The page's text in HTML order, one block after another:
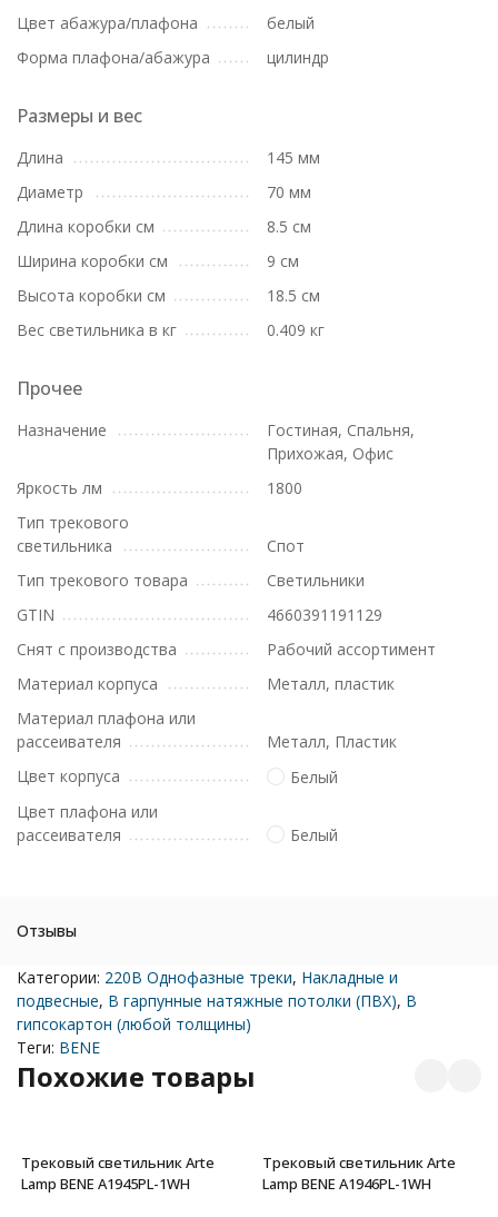
Цвет абажура/плафона
белый
Форма плафона/абажура
цилиндр
Размеры и вес
Длина
145 мм
Диаметр
70 мм
Длина коробки см
8.5 см
Ширина коробки см
9 см
Высота коробки см
18.5 см
Вес светильника в кг
0.409 кг
Прочее
Назначение
Гостиная, Спальня,
Прихожая, Офис
Яркость лм
1800
Тип трекового
светильника
Спот
Тип трекового товара
Светильники
GTIN
4660391191129
Снят с производства
Рабочий ассортимент
Материал корпуса
Металл, пластик
Материал плафона или
рассеивателя
Металл, Пластик
Цвет корпуса
Белый
Цвет плафона или
рассеивателя
Белый
Отзывы
Категории: 220В Однофазные треки, Накладные и
подвесные, В гарпунные натяжные потолки (ПВХ), В
гипсокартон (любой толщины)
Теги: BENE
Похожие товары
Трековый светильник Arte
Lamp BENE A1945PL-1WH
Трековый светильник Arte
Lamp BENE A1946PL-1WH